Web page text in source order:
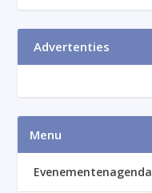
Advertenties
Menu
Evenementenagenda